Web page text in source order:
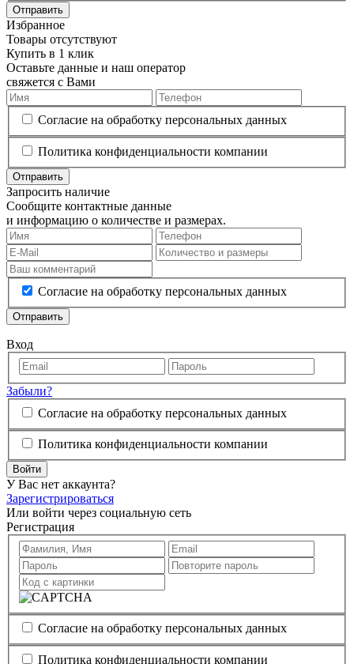
Отправить
Избранное
Товары отсутствуют
Купить в 1 клик
Оставьте данные и наш оператор
свяжется с Вами
Согласие на обработку персональных данных
Политика конфиденциальности компании
Отправить
Запросить наличие
Сообщите контактные данные
и информацию о количестве и размерах.
Согласие на обработку персональных данных
Отправить
Вход
Забыли?
Согласие на обработку персональных данных
Политика конфиденциальности компании
Войти
У Вас нет аккаунта?
Зарегистрироваться
Или войти через социальную сеть
Регистрация
Согласие на обработку персональных данных
Политика конфиденциальности компании